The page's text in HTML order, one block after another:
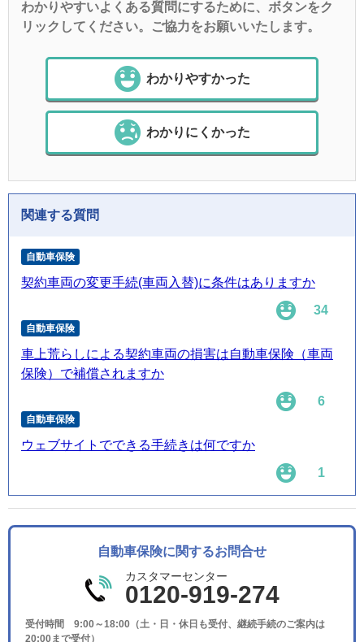
わかりやすいよくある質問にするために、ボタンをク
リックしてください。ご協力をお願いいたします。
わかりやすかった
わかりにくかった
関連する質問
自動車保険
契約車両の変更手続(車両入替)に条件はありますか
34
自動車保険
車上荒らしによる契約車両の損害は自動車保険（車両
保険）で補償されますか
6
自動車保険
ウェブサイトでできる手続きは何ですか
1
自動車保険に関するお問合せ
カスタマーセンター
0120-919-274
受付時間 9:00～18:00（土・日・休日も受付、継続手続のご案内は
20:00まで受付）